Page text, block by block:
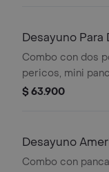
Desayuno Para
Combo con dos
pericos, mini
maple syrup y dos
$ 63.900
Desayuno
Combo con